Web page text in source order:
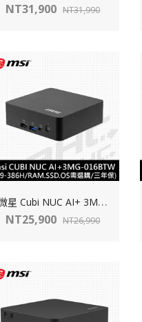
NT31,900 NT31,990
微
星 Cubi NUC AI+ 3MG-016BTW-B9386HXX(U9-386H【SSD.RAM.OS選購】)
NT25,900 NT26,990